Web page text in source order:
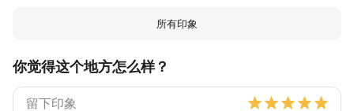
所有印象
你觉得这个地方怎么样？